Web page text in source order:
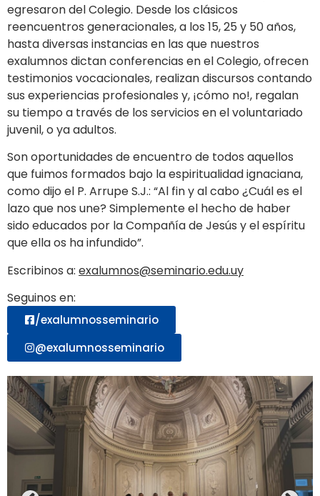
egresaron del Colegio. Desde los clásicos
reencuentros generacionales, a los 15, 25 y 50 años,
hasta diversas instancias en las que nuestros
exalumnos dictan conferencias en el Colegio, ofrecen
testimonios vocacionales, realizan discursos contando
sus experiencias profesionales y, ¡cómo no!, regalan
su tiempo a través de los servicios en el voluntariado
juvenil, o ya adultos.
Son oportunidades de encuentro de todos aquellos
que fuimos formados bajo la espiritualidad ignaciana,
como dijo el P. Arrupe S.J.: “Al fin y al cabo ¿Cuál es el
lazo que nos une? Simplemente el hecho de haber
sido educados por la Compañía de Jesús y el espíritu
que ella os ha infundido”.
Escribinos a: exalumnos@seminario.edu.uy
Seguinos en:
/exalumnosseminario
@exalumnosseminario